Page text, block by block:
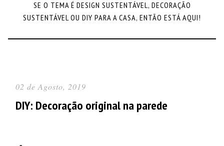
SE O TEMA É DESIGN SUSTENTÁVEL, DECORAÇÃO
SUSTENTÁVEL OU DIY PARA A CASA, ENTÃO ESTÁ AQUI!
02 de Agosto, 2019
DIY: Decoração original na parede